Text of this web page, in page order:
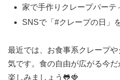
家で手作りクレープパーテ
SNSで「#クレープの日」
最近では、お食事系クレープ
気です。食の自由が広がる今
楽しみましょう🐸🍓